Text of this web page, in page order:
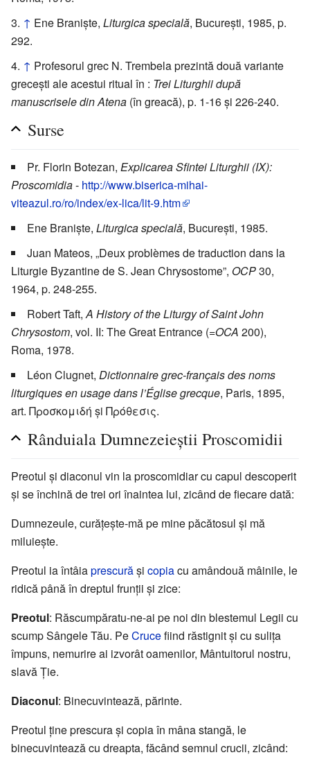
↑ Ene Braniște, Liturgica specială, București, 1985, p.
292.
↑ Profesorul grec N. Trembela prezintă două variante
grecești ale acestui ritual în : Trei Liturghii după
manuscrisele din Atena (în greacă), p. 1-16 și 226-240.
Surse
Pr. Florin Botezan, Explicarea Sfintei Liturghii (IX):
Proscomidia- http://www.biserica-mihai-
viteazul.ro/ro/index/ex-lica/lit-9.htm
Ene Braniște, Liturgica specială, București, 1985.
Juan Mateos, „Deux problèmes de traduction dans la
Liturgie Byzantine de S. Jean Chrysostome”, OCP30,
1964, p. 248-255.
Robert Taft, A History of the Liturgy of Saint John
Chrysostom, vol. II: The Great Entrance (=OCA 200),
Roma, 1978.
Léon Clugnet, Dictionnaire grec-français des noms
liturgiques en usage dans l’Église grecque, Paris, 1895,
art. Προσκομιδή și Πρόθεσις.
Rânduiala Dumnezeieștii Proscomidii
Preotul și diaconul vin la proscomidiar cu capul descoperit
și se închină de trei ori înaintea lui, zicând de fiecare dată:
Dumnezeule, curățește-mă pe mine păcătosul și mă
miluiește.
Preotul ia întâiaprescurăși copiacu amândouă mâinile, le
ridică până în dreptul frunții și zice:
Preotul: Răscumpăratu-ne-ai pe noi din blestemul Legii cu
scump Sângele Tău. PeCrucefiind răstignit și cu sulița
împuns, nemurire ai izvorât oamenilor, Mântuitorul nostru,
slavă Ție.
Diaconul: Binecuvintează, părinte.
Preotul ține prescura și copia în mâna stangă, le
binecuvintează cu dreapta, făcând semnul crucii, zicând: